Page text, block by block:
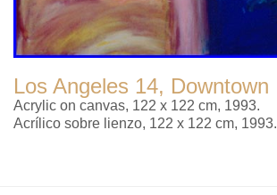
Los Angeles 14, Downtown
Acrylic on canvas, 122 x 122 cm, 1993.
Acrílico sobre lienzo, 122 x 122 cm, 1993.